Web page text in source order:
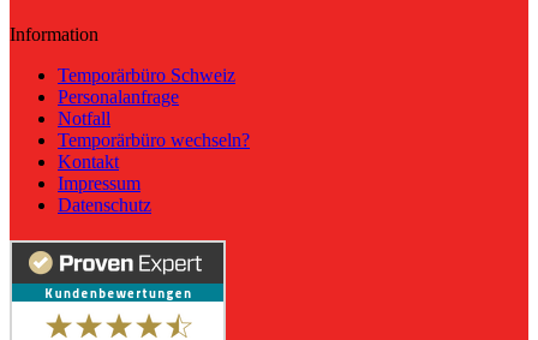
Information
Temporärbüro Schweiz
Personalanfrage
Notfall
Temporärbüro wechseln?
Kontakt
Impressum
Datenschutz